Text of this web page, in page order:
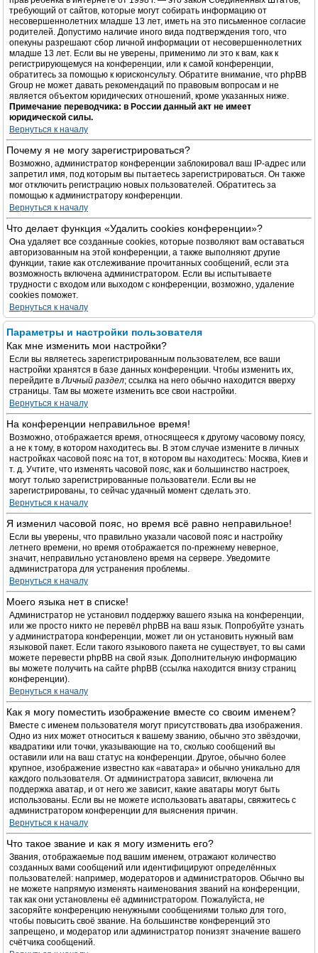
требующий от сайтов, которые могут собирать информацию от
несовершеннолетних младше 13 лет, иметь на это письменное согласие
родителей. Допустимо наличие иного вида подтверждения того, что
опекуны разрешают сбор личной информации от несовершеннолетних
младше 13 лет. Если вы не уверены, применимо ли это к вам, как к
регистрирующемуся на конференции, или к самой конференции,
обратитесь за помощью к юрисконсульту. Обратите внимание, что phpBB
Group не может давать рекомендаций по правовым вопросам и не
является объектом юридических отношений, кроме указанных ниже.
Примечание переводчика: в России данный акт не имеет
юридической силы.
Вернуться к началу
Почему я не могу зарегистрироваться?
Возможно, администратор конференции заблокировал ваш IP-адрес или
запретил имя, под которым вы пытаетесь зарегистрироваться. Он также
мог отключить регистрацию новых пользователей. Обратитесь за
помощью к администратору конференции.
Вернуться к началу
Что делает функция «Удалить cookies конференции»?
Она удаляет все созданные cookies, которые позволяют вам оставаться
авторизованным на этой конференции, а также выполняют другие
функции, такие как отслеживание прочитанных сообщений, если эта
возможность включена администратором. Если вы испытываете
трудности с входом или выходом с конференции, возможно, удаление
cookies поможет.
Вернуться к началу
Параметры и настройки пользователя
Как мне изменить мои настройки?
Если вы являетесь зарегистрированным пользователем, все ваши
настройки хранятся в базе данных конференции. Чтобы изменить их,
перейдите вЛичный раздел; ссылка на него обычно находится вверху
страницы. Там вы можете изменить все свои настройки.
Вернуться к началу
На конференции неправильное время!
Возможно, отображается время, относящееся к другому часовому поясу,
а не к тому, в котором находитесь вы. В этом случае измените в личных
настройках часовой пояс на тот, в котором вы находитесь: Москва, Киев и
т. д. Учтите, что изменять часовой пояс, как и большинство настроек,
могут только зарегистрированные пользователи. Если вы не
зарегистрированы, то сейчас удачный момент сделать это.
Вернуться к началу
Я изменил часовой пояс, но время всё равно неправильное!
Если вы уверены, что правильно указали часовой пояс и настройку
летнего времени, но время отображается по-прежнему неверное,
значит, неправильно установлено время на сервере. Уведомите
администратора для устранения проблемы.
Вернуться к началу
Моего языка нет в списке!
Администратор не установил поддержку вашего языка на конференции,
или же просто никто не перевёл phpBB на ваш язык. Попробуйте узнать
у администратора конференции, может ли он установить нужный вам
языковой пакет. Если такого языкового пакета не существует, то вы сами
можете перевести phpBB на свой язык. Дополнительную информацию
вы можете получить на сайте phpBB (ссылка находится внизу страниц
конференции).
Вернуться к началу
Как я могу поместить изображение вместе со своим именем?
Вместе с именем пользователя могут присутствовать два изображения.
Одно из них может относиться к вашему званию, обычно это звёздочки,
квадратики или точки, указывающие на то, сколько сообщений вы
оставили или на ваш статус на конференции. Другое, обычно более
крупное, изображение известно как «аватара» и обычно уникально для
каждого пользователя. От администратора зависит, включена ли
поддержка аватар, и от него же зависит, какие аватары могут быть
использованы. Если вы не можете использовать аватары, свяжитесь с
администратором конференции для выяснения причин.
Вернуться к началу
Что такое звание и как я могу изменить его?
Звания, отображаемые под вашим именем, отражают количество
созданных вами сообщений или идентифицируют определённых
пользователей: например, модераторов и администраторов. Обычно вы
не можете напрямую изменять наименования званий на конференции,
так как они установлены её администратором. Пожалуйста, не
засоряйте конференцию ненужными сообщениями только для того,
чтобы повысить своё звание. На большинстве конференций это
запрещено, и модератор или администратор понизят значение вашего
счётчика сообщений.